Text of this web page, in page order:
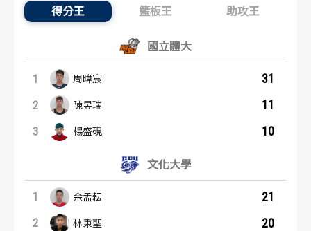
歷屆個人獎得主
歷史數據排行
歷屆個人獎得主
歷史數據排行
得分王 籃板王 助攻王
得分王：內容起點
國立體大
1 周暐宸 31
2 陳昱瑞 11
3 楊盛硯 10
文化大學
1 余孟耘 21
2 林秉聖 20